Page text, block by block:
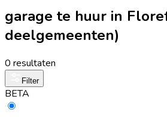
garage te huur in
deelgemeenten)
0 resultaten
Filter
BETA